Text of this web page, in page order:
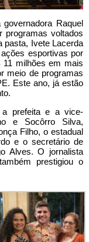
Raquel
programas voltados
pasta, Ivete Lacerda
esportivas por
11 milhões em mais
meio de programas
Este ano, já estão
a prefeita e a vice-
e Socôrro Silva,
Filho, o estadual
e o secretário de
Alves. O jornalista
prestigiou o